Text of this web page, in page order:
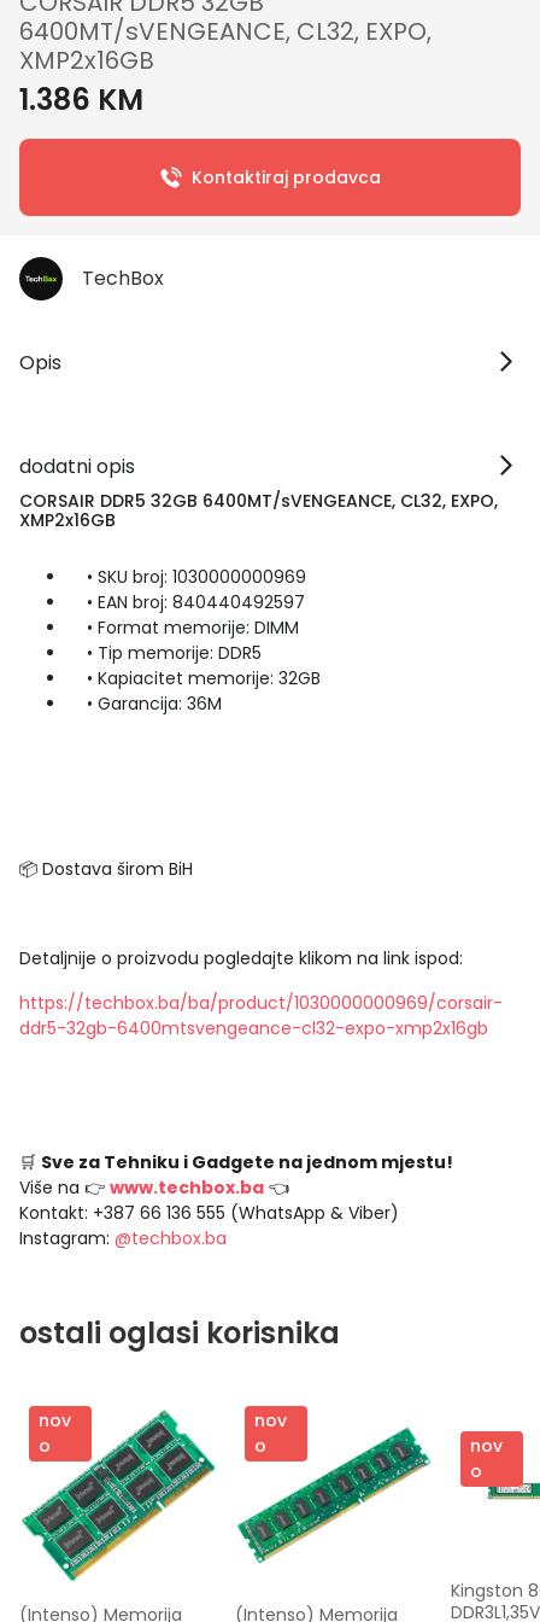
6400MT/sVENGEANCE, CL32, EXPO,
XMP2x16GB
1.386 KM
Kontaktiraj prodavca
TechBox
Opis
dodatni opis
CORSAIR DDR5 32GB 6400MT/sVENGEANCE, CL32, EXPO,
XMP2x16GB
• SKU broj: 1030000000969
• EAN broj: 840440492597
• Format memorije: DIMM
• Tip memorije: DDR5
• Kapiacitet memorije: 32GB
• Garancija: 36M
📦 Dostava širom BiH
Detaljnije o proizvodu pogledajte klikom na link ispod:
https://techbox.ba/ba/product/1030000000969/corsair-
ddr5-32gb-6400mtsvengeance-cl32-expo-xmp2x16gb
🛒 Sve za Tehniku i Gadgete na jednom mjestu!
Više na 👉 www.techbox.ba 👈
Kontakt: +387 66 136 555 (WhatsApp & Viber)
Instagram: @techbox.ba
ostali oglasi korisnika
nov
o
(Intenso) Memorija
nov
o
(Intenso) Memorija
nov
o
Kingston